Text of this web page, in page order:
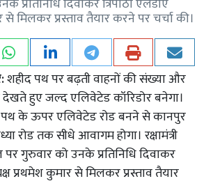
से मिलकर प्रस्ताव तैयार करने पर चर्चा की।
शहीद पथ पर बढ़ती वाहनों की संख्या और
हुए जल्द एलिवेटेड कॉरिडोर बनेगा।
पथ के ऊपर एलिवेटेड रोड बनने से कानपुर
रोड तक सीधे आवागम होगा। रक्षामंत्री
गुरुवार को उनके प्रतिनिधि दिवाकर
प्रथमेश कुमार से मिलकर प्रस्ताव तैयार